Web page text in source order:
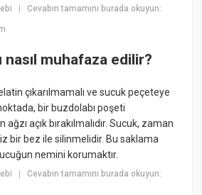
|Cevabın tamamını burada okuyun:
muhafaza edilir?
çıkarılmamalı ve sucuk peçeteye
bir buzdolabı poşeti
açık bırakılmalıdır. Sucuk, zaman
bir bez ile silinmelidir. Bu saklama
nemini korumaktır.
|Cevabın tamamını burada okuyun: